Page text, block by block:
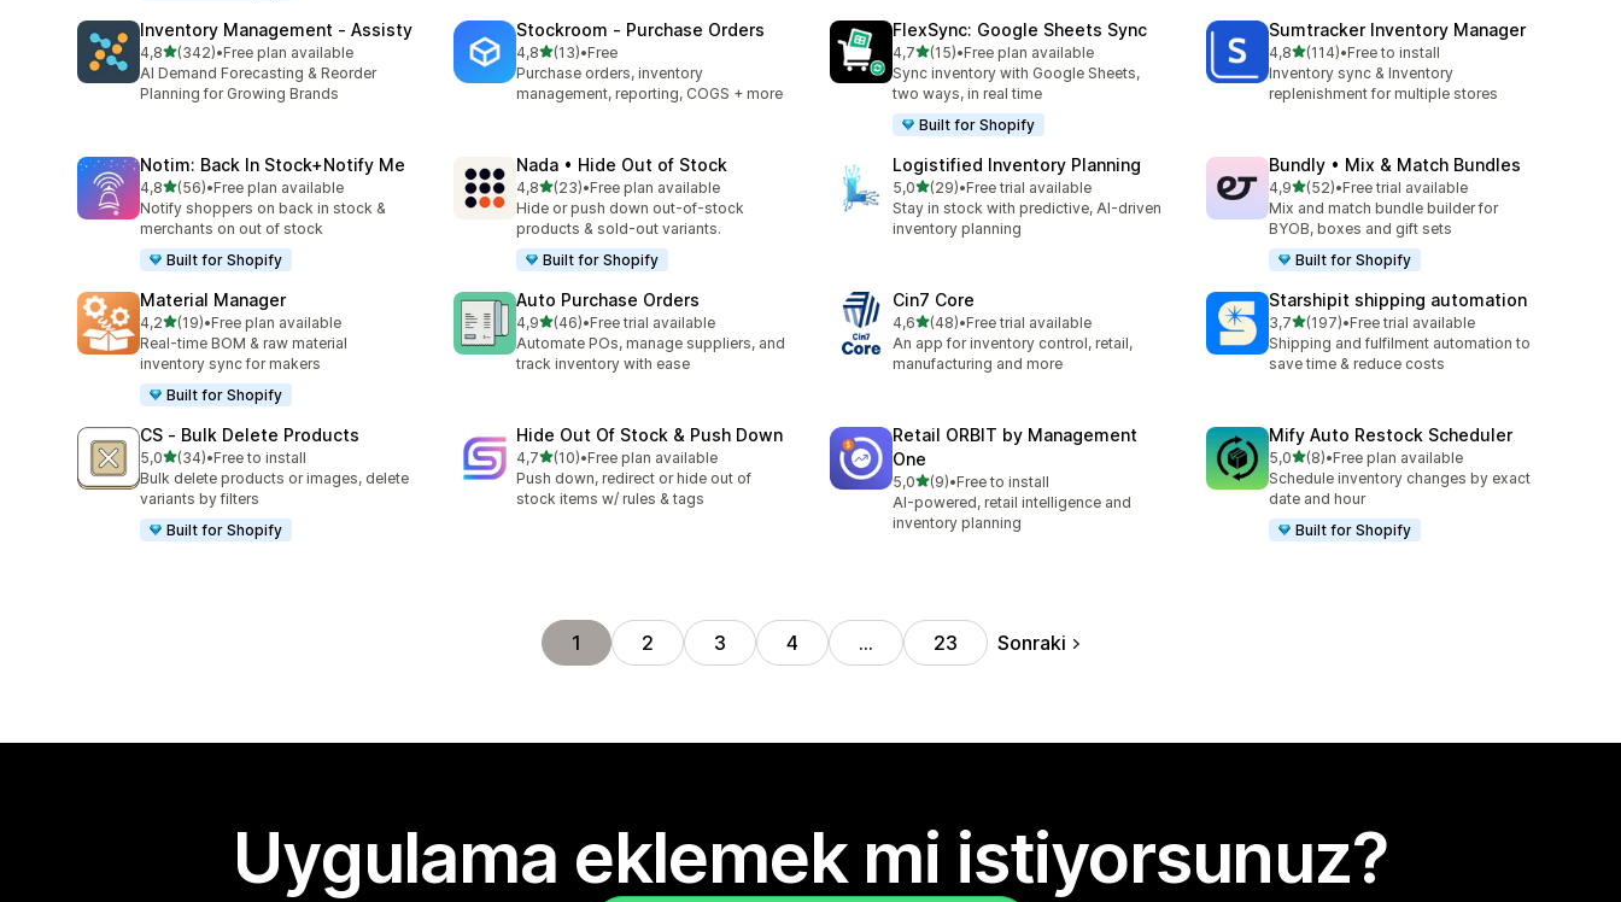
Inventory Management ‑ Assisty
4,85 yıldız üzerinden
(342)
toplam 342 değerlendirme
•Free plan available
AI Demand Forecasting & Reorder
Planning for Growing Brands
Stockroom ‑ Purchase Orders
4,85 yıldız üzerinden
(13)
toplam 13 değerlendirme
•Free
Purchase orders, inventory
management, reporting, COGS + more
FlexSync: Google Sheets Sync
4,75 yıldız üzerinden
(15)
toplam 15 değerlendirme
•Free plan available
Sync inventory with Google Sheets,
two ways, in real time
Built for Shopify
Sumtracker Inventory Manager
4,85 yıldız üzerinden
(114)
toplam 114 değerlendirme
•Free to install
Inventory sync & Inventory
replenishment for multiple stores
Notim: Back In Stock+Notify Me
4,85 yıldız üzerinden
(56)
toplam 56 değerlendirme
•Free plan available
Notify shoppers on back in stock &
merchants on out of stock
Built for Shopify
Nada • Hide Out of Stock
4,85 yıldız üzerinden
(23)
toplam 23 değerlendirme
•Free plan available
Hide or push down out-of-stock
products & sold-out variants.
Built for Shopify
Logistified Inventory Planning
5,05 yıldız üzerinden
(29)
toplam 29 değerlendirme
•Free trial available
Stay in stock with predictive, AI-driven
inventory planning
Bundly • Mix & Match Bundles
4,95 yıldız üzerinden
(52)
toplam 52 değerlendirme
•Free trial available
Mix and match bundle builder for
BYOB, boxes and gift sets
Built for Shopify
Material Manager
4,25 yıldız üzerinden
(19)
toplam 19 değerlendirme
•Free plan available
Real-time BOM & raw material
inventory sync for makers
Built for Shopify
Auto Purchase Orders
4,95 yıldız üzerinden
(46)
toplam 46 değerlendirme
•Free trial available
Automate POs, manage suppliers, and
track inventory with ease
Cin7 Core
4,65 yıldız üzerinden
(48)
toplam 48 değerlendirme
•Free trial available
An app for inventory control, retail,
manufacturing and more
Starshipit shipping automation
3,75 yıldız üzerinden
(197)
toplam 197 değerlendirme
•Free trial available
Shipping and fulfilment automation to
save time & reduce costs
CS ‑ Bulk Delete Products
5,05 yıldız üzerinden
(34)
toplam 34 değerlendirme
•Free to install
Bulk delete products or images, delete
variants by filters
Built for Shopify
Hide Out Of Stock & Push Down
4,75 yıldız üzerinden
(10)
toplam 10 değerlendirme
•Free plan available
Push down, redirect or hide out of
stock items w/ rules & tags
Retail ORBIT by Management
One
5,05 yıldız üzerinden
(9)
toplam 9 değerlendirme
•Free to install
AI-powered, retail intelligence and
inventory planning
Mify Auto Restock Scheduler
5,05 yıldız üzerinden
(8)
toplam 8 değerlendirme
•Free plan available
Schedule inventory changes by exact
date and hour
Built for Shopify
1 2 3 4 … 23 Sonraki
Uygulama eklemek mi istiyorsunuz?